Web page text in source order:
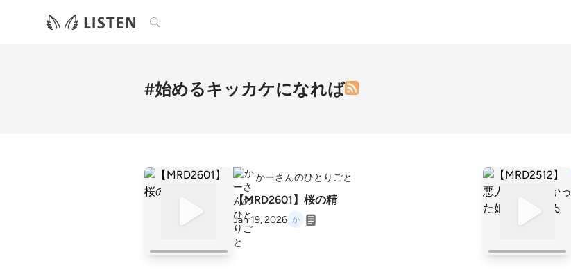
検索
#始めるキッカケになれば
かーさんのひとりごと
【MRD2601】桜の精
Jan 19, 2026